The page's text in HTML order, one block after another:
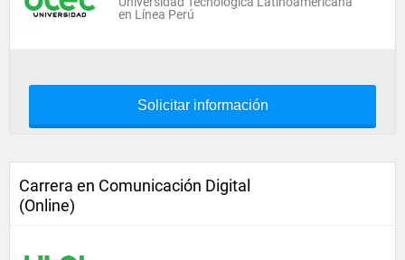
en Línea Perú
Solicitar información
Carrera en Comunicación Digital
(Online)